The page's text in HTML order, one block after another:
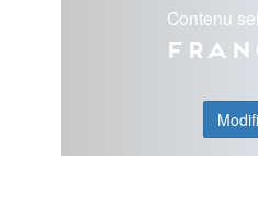
Contenu